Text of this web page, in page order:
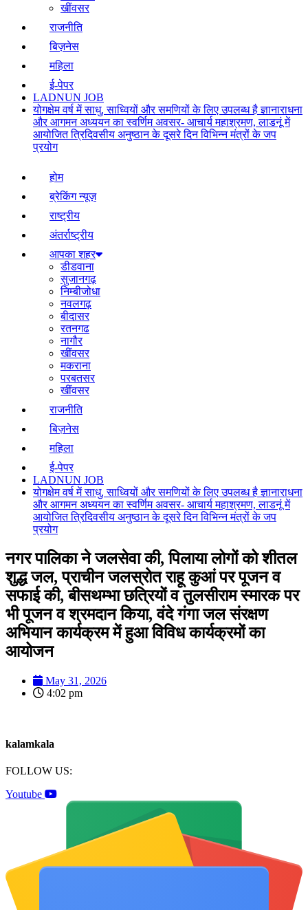
खींवसर
राजनीति
बिज़नेस
महिला
ई-पेपर
LADNUN JOB
योगक्षेम वर्ष में साधु, साध्वियों और समणियों के लिए उपलब्ध है ज्ञानाराधना
और आगमन अध्ययन का स्वर्णिम अवसर- आचार्य महाश्रमण, लाडनूं में
आयोजित त्रिदिवसीय अनुष्ठान के दूसरे दिन विभिन्न मंत्रों के जप
प्रयोग
होम
ब्रेकिंग न्यूज़
राष्ट्रीय
अंतर्राष्ट्रीय
आपका शहर
डीडवाना
सुजानगढ़
निम्बीजोधा
नवलगढ़
बीदासर
रतनगढ
नागौर
खींवसर
मकराना
परबतसर
खींवसर
राजनीति
बिज़नेस
महिला
ई-पेपर
LADNUN JOB
योगक्षेम वर्ष में साधु, साध्वियों और समणियों के लिए उपलब्ध है ज्ञानाराधना
और आगमन अध्ययन का स्वर्णिम अवसर- आचार्य महाश्रमण, लाडनूं में
आयोजित त्रिदिवसीय अनुष्ठान के दूसरे दिन विभिन्न मंत्रों के जप
प्रयोग
नगर पालिका ने जलसेवा की, पिलाया लोगों को शीतल
शुद्ध जल, प्राचीन जलस्रोत राहू कुआं पर पूजन व
सफाई की, बीसथम्भा छत्रियों व तुलसीराम स्मारक पर
भी पूजन व श्रमदान किया, वंदे गंगा जल संरक्षण
अभियान कार्यक्रम में हुआ विविध कार्यक्रमों का
आयोजन
May 31, 2026
4:02 pm
kalamkala
FOLLOW US:
Youtube